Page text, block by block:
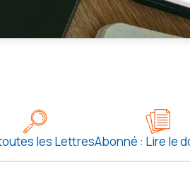
les LettresAbonné : Lire le